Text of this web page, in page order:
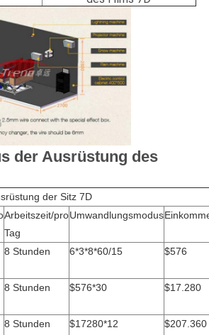
der Ausrüstung des
der Sitz 7D
Arbeitszeit/pro
Tag
Umwandlungsmodus
8 Stunden 6*3*8*60/15 $576
8 Stunden $576*30 $17.280
8 Stunden $17280*12 $207.360